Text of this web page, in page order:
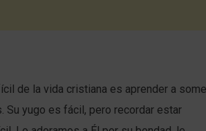
de la vida cristiana es aprender a
Su yugo es fácil, pero recordar estar